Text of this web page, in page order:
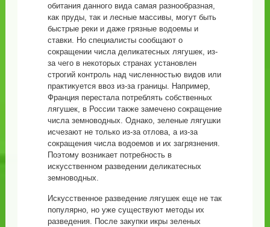
обитания данного вида самая разнообразная,
как пруды, так и лесные массивы, могут быть
быстрые реки и даже грязные водоемы и
ставки. Но специалисты сообщают о
сокращении числа деликатесных лягушек, из-
за чего в некоторых странах установлен
строгий контроль над численностью видов или
практикуется ввоз из-за границы. Например,
Франция перестала потреблять собственных
лягушек, в России также замечено сокращение
числа земноводных. Однако, зеленые лягушки
исчезают не только из-за отлова, а из-за
сокращения числа водоемов и их загрязнения.
Поэтому возникает потребность в
искусственном разведении деликатесных
земноводных.
Искусственное разведение лягушек еще не так
популярно, но уже существуют методы их
разведения. После закупки икры зеленых